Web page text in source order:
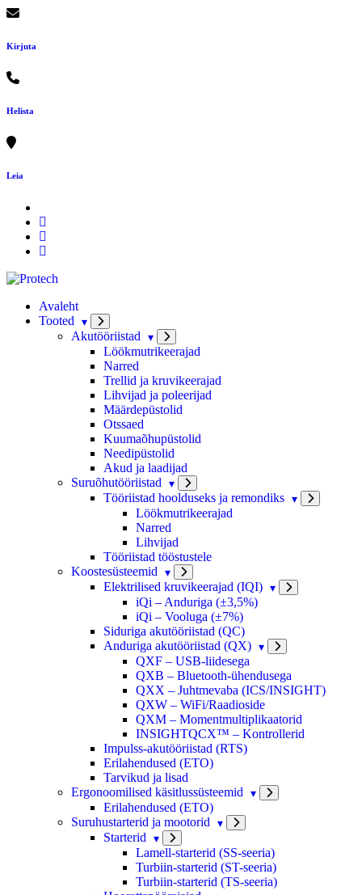
Skip
content
Kirjuta
Helista
Leia
Avaleht
Tooted
Akutööriistad
Löökmutrikeerajad
Narred
Trellid ja kruvikeerajad
Lihvijad ja poleerijad
Määrdepüstolid
Otssaed
Kuumaõhupüstolid
Needipüstolid
Akud ja laadijad
Suruõhutööriistad
Tööriistad hoolduseks ja remondiks
Löökmutrikeerajad
Narred
Lihvijad
Tööriistad tööstustele
Koostesüsteemid
Elektrilised kruvikeerajad (IQI)
iQi – Anduriga (±3,5%)
iQi – Vooluga (±7%)
Siduriga akutööriistad (QC)
Anduriga akutööriistad (QX)
QXF – USB-liidesega
QXB – Bluetooth-ühendusega
QXX – Juhtmevaba (ICS/INSIGHT)
QXW – WiFi/Raadioside
QXM – Momentmultiplikaatorid
INSIGHTQCX™ – Kontrollerid
Impulss-akutööriistad (RTS)
Erilahendused (ETO)
Tarvikud ja lisad
Ergonoomilised käsitlussüsteemid
Erilahendused (ETO)
Suruhustarterid ja mootorid
Starterid
Lamell-starterid (SS-seeria)
Turbiin-starterid (ST-seeria)
Turbiin-starterid (TS-seeria)